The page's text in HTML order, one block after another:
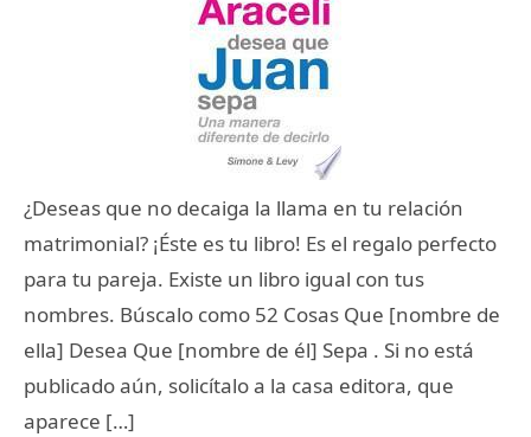
¿Deseas que no decaiga la llama en tu relación
matrimonial? ¡Éste es tu libro! Es el regalo perfecto
para tu pareja. Existe un libro igual con tus
nombres. Búscalo como 52 Cosas Que [nombre de
ella] Desea Que [nombre de él] Sepa . Si no está
publicado aún, solicítalo a la casa editora, que
aparece […]